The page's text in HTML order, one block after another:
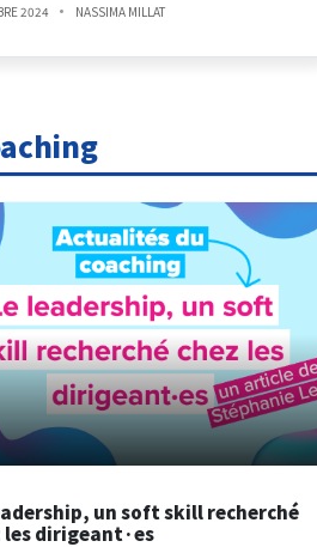
2024 NASSIMA MILLAT
un soft skill recherché
les dirigeant·es